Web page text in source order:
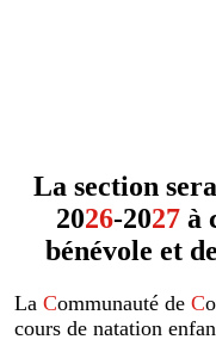
La section
2026-2027 à
bénévole et
La Communauté de C
cours de natation